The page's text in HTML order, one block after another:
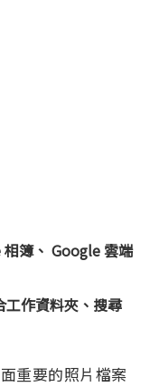
簿、 Google 雲端
工作資料夾、搜尋
重要的照片檔案